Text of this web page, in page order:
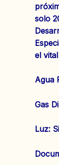
solo
el
Agua
Gas
Luz: Si ‌‌